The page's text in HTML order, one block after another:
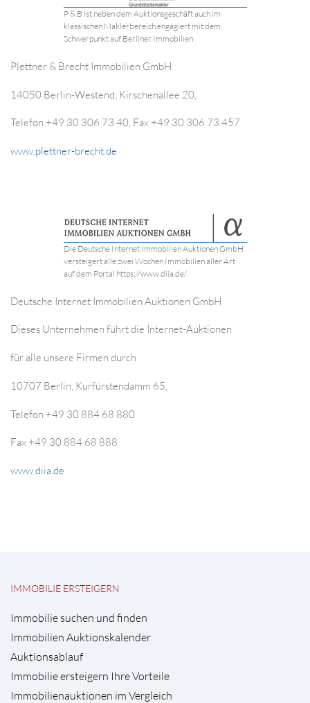
P & B ist neben dem Auktionsgeschäft auch im
klassischen Maklerbereich engagiert mit dem
Schwerpunkt auf Berliner Immobilien
Plettner & Brecht Immobilien GmbH
14050 Berlin-Westend, Kirschenallee 20,
Telefon +49 30 306 73 40, Fax +49 30 306 73 457
www.plettner-brecht.de
Die Deutsche Internet Immobilien Auktionen GmbH
versteigert alle zwei Wochen Immobilien aller Art
auf dem Portal https://www.diia.de/
Deutsche Internet Immobilien Auktionen GmbH
Dieses Unternehmen führt die Internet-Auktionen
für alle unsere Firmen durch
10707 Berlin, Kurfürstendamm 65,
Telefon +49 30 884 68 880
Fax +49 30 884 68 888
www.diia.de
IMMOBILIE ERSTEIGERN
Immobilie suchen und finden
Immobilien Auktionskalender
Auktionsablauf
Immobilie ersteigern Ihre Vorteile
Immobilienauktionen im Vergleich